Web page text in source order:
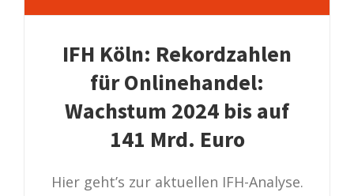
IFH Köln: Rekordzahlen
für Onlinehandel:
Wachstum 2024 bis auf
141 Mrd. Euro
Hier geht’s zur aktuellen IFH-Analyse.